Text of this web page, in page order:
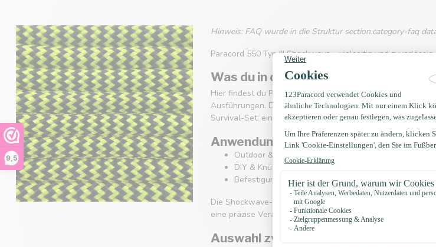
9,5
Hinweis: FAQ wurde in die Struktur section.category-faq
Paracord 550 Typ III Shockwave – vielseitig und zuverlässig
Was du in dieser Kategorie findest
Hier findest du Paracord in verschiedenen
Ausführungen. Die Produkte sind nach Aussehen und
Survival-Set, einem Armband, einem Schlüsselband oder
Anwendungen und Vorteile
Outdoor & Survival: handlich zum Mitnehmen und
DIY & Knüpfen: geeignet für die Herstellung von
Befestigung & Organisation: praktisch zum
Die Shockwave-Linie legt Wert auf
eine präzise Verarbeitung und langlebigen Gebrauch
Auswahl zwischen Farben und